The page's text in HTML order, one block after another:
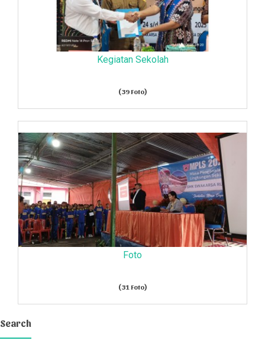
Kegiatan Sekolah
(39 Foto)
Foto
(31 Foto)
Search